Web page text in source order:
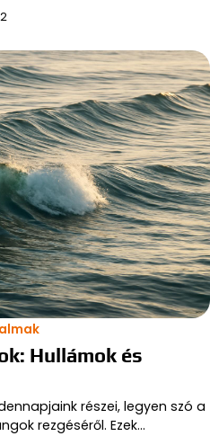
Hullámok és
részei, legyen szó a
rezgéséről. Ezek…